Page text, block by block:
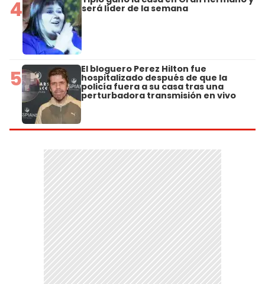
4 será líder de la semana
5 El bloguero Perez Hilton fue
hospitalizado después de que la
policía fuera a su casa tras una
perturbadora transmisión en vivo